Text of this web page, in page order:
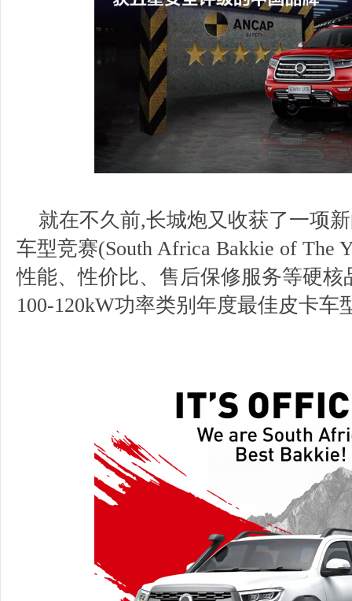
就在不久前,长城炮又收获了一项
车型竞赛(South Africa Bakkie of The
性能、性价比、售后保修服务等硬
100-120kW功率类别年度最佳皮卡车